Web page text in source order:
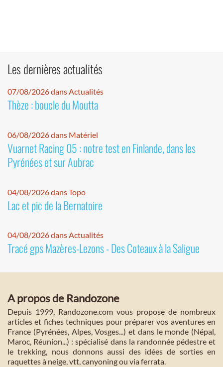
Les dernières actualités
07/08/2026 dans Actualités
Thèze : boucle du Moutta
06/08/2026 dans Matériel
Vuarnet Racing 05 : notre test en Finlande, dans les
Pyrénées et sur Aubrac
04/08/2026 dans Topo
Lac et pic de la Bernatoire
04/08/2026 dans Actualités
Tracé gps Mazères-Lezons - Des Coteaux à la Saligue
A propos de Randozone
Depuis 1999, Randozone.com vous propose de nombreux
articles et fiches techniques pour préparer vos aventures en
France (Pyrénées, Alpes, Vosges...) et dans le monde (Népal,
Maroc, Réunion...) : spécialisé dans la randonnée pédestre et
le trekking, nous donnons aussi des idées de sorties en
raquettes à neige, vtt, canyoning ou via ferrata.